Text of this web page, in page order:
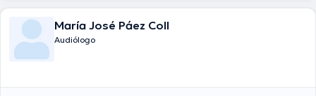
María José Páez Coll
Audiólogo